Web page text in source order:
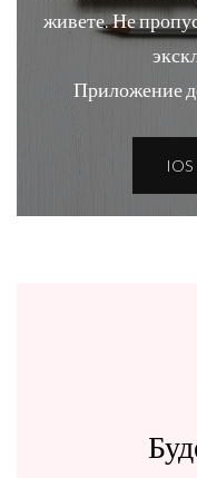
живете. Не
Приложение
IOS